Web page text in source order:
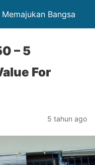
Bangsa
– 5
For
5 tahun ago